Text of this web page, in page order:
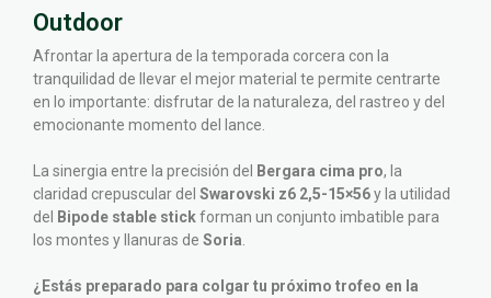
Outdoor
Afrontar la apertura de la temporada corcera con la
tranquilidad de llevar el mejor material te permite centrarte
en lo importante: disfrutar de la naturaleza, del rastreo y del
emocionante momento del lance.
La sinergia entre la precisión del Bergara cima pro, la
claridad crepuscular del Swarovski z6 2,5-15×56y la utilidad
del
Bipode stable stickforman un conjunto imbatible para
los montes y llanuras de Soria
¿Estás preparado para colgar tu próximo trofeo en la